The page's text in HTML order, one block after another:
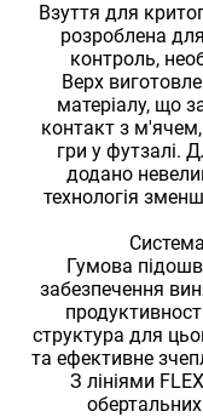
Взуття для
розроблена
контроль,
Верх
матеріалу, що
контакт з
гри у футзалі.
додано
технологія
Гумова
забезпечення
структура для
та ефективне
З лініями